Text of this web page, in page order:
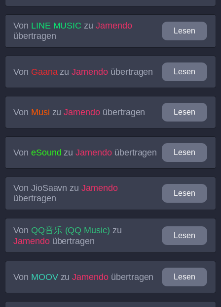
Von LINE MUSIC zuJamendo
übertragen
Lesen
Von Gaana zuJamendoübertragen Lesen
Von Musi zuJamendo übertragen Lesen
Von eSound zuJamendoübertragen Lesen
Von JioSaavn zuJamendo
übertragen
Lesen
Von QQ音乐 (QQ Music) zu
Jamendoübertragen
Lesen
Von MOOVzuJamendo übertragen Lesen